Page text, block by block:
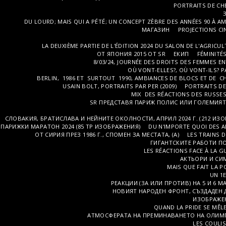
PORTRAITS DE
DU LOURD; MAIS QUI A PÉTÉ; UN CONCEPT ZÈBRE DES ANNÉES 90 À
МАГАЗИН
PROJECTIONS
LA DEUXIÈME PARTIE DE L'ÉDITION 2024 DU SALON DE
ОТ ЯПОНИЯ 2015 ОТ SR
ЕКИП
8/03/24, JOURNÉE DES DROITS DES FEMMES
OÙ VONT-ELLES?, OÙ VONT-ILS?
BERLIN, 1986 ET SURTOUT 1990, AMBIANCES DE BLOCS ET DE
USAIN BOLT, PORTRAITS PAR PER (2009)
PORTRAITS
MIX DES RÉACTIONS DES
SR ПРЕДСТАВЯ ПАРИЖ ПОЛИС ИЛИ
СЛОВАКИЯ, БРАТИСЛАВА И НЕЙНИТЕ ОКОЛНОСТИ, АПРИЛ 2024 Г. (212
ПАРИЖКИ МАРАТОН 2024 (85 TP ИЗОБРАЖЕНИЯ)
DU N'IMPORTE QUOI DES
ОТ СИРИЯ ПРЕЗ 1986 Г., СПОМЕН ЗА МЕСТАТА, (A)
LES TRAINS
ГИГАНТСКИТЕ РАБОТИ ПО
LES RÉACTIONS FACE À LA
АКТЬОРИ И
MAIS QUE FAIT LA
UN
РЕАКЦИИ (ЗА ИЛИ ПРОТИВ) НА 5 И 6
НОВИЯТ НАРОДЕН ФРОНТ, СЪЗДАДЕН
QUAND LA PRIDE SE
АТМОСФЕРАТА НА ПРЕМИНАВАНЕТО НА
LES